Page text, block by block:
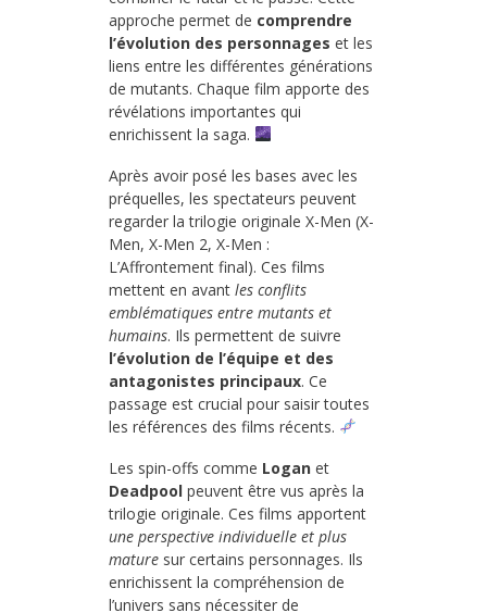
approche permet de comprendre
l’évolution des personnages et les
liens entre les différentes générations
de mutants. Chaque film apporte des
révélations importantes qui
enrichissent la saga.
Après avoir posé les bases avec les
préquelles, les spectateurs peuvent
regarder la trilogie originale X-Men (X-
Men, X-Men 2, X-Men :
L’Affrontement final). Ces films
mettent en avant les conflits
emblématiques entre mutants et
humains. Ils permettent de suivre
l’évolution de l’équipe et des
antagonistes principaux. Ce
passage est crucial pour saisir toutes
les références des films récents.
Les spin-offs comme Logan et
Deadpool peuvent être vus après la
trilogie originale. Ces films apportent
une perspective individuelle et plus
mature sur certains personnages. Ils
enrichissent la compréhension de
l’univers sans nécessiter de